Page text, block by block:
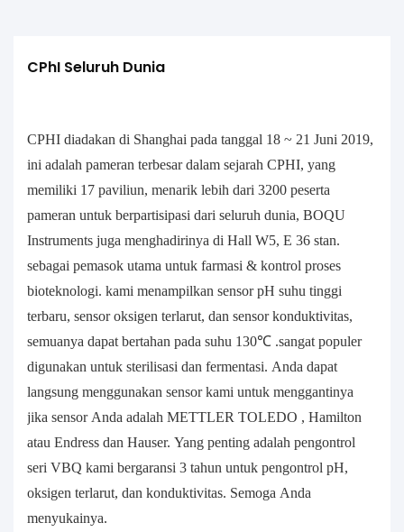
CPhI Seluruh Dunia
CPHI diadakan di Shanghai pada tanggal 18 ~ 21 Juni 2019,
ini adalah pameran terbesar dalam sejarah CPHI, yang
memiliki 17 paviliun, menarik lebih dari 3200 peserta
pameran untuk berpartisipasi dari seluruh dunia, BOQU
Instruments juga menghadirinya di Hall W5, E 36 stan.
sebagai pemasok utama untuk farmasi & kontrol proses
bioteknologi. kami menampilkan sensor pH suhu tinggi
terbaru, sensor oksigen terlarut, dan sensor konduktivitas,
semuanya dapat bertahan pada suhu 130℃ .sangat populer
digunakan untuk sterilisasi dan fermentasi. Anda dapat
langsung menggunakan sensor kami untuk menggantinya
jika sensor Anda adalah METTLER TOLEDO , Hamilton
atau Endress dan Hauser. Yang penting adalah pengontrol
seri VBQ kami bergaransi 3 tahun untuk pengontrol pH,
oksigen terlarut, dan konduktivitas. Semoga Anda
menyukainya.